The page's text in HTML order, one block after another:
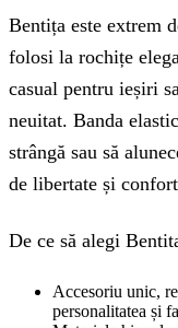
Bentița este extrem
folosi la rochițe
casual pentru ieșiri
neuitat. Banda
strângă sau să
de libertate și
De ce să alegi
Accesoriu unic,
personalitatea și